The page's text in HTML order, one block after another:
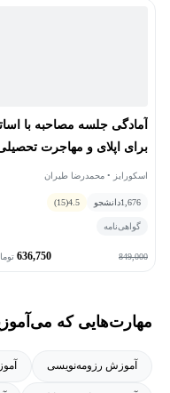
آمادگی جلسه مصاحبه با
برای اپلای و مهاجرت
اسکورایز • محمدرضا طیران
1,676دانشجو 4.5
(15)
گواهی‌نامه
849,000
636,750
مهارت‌هایی که
آموزش رزومه‌نویسی